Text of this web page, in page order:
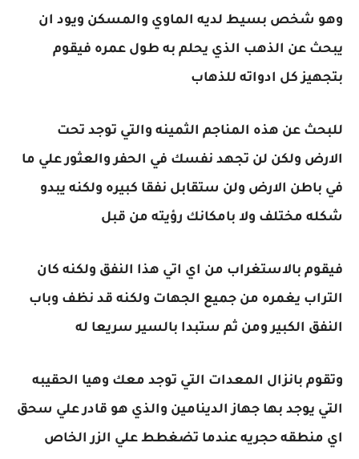
وهو شخص بسيط لديه الماوي والمسكن ويود ان
يبحث عن الذهب الذي يحلم به طول عمره فيقوم
بتجهيز كل ادواته للذهاب
للبحث عن هذه المناجم الثمينه والتي توجد تحت
الارض ولكن لن تجهد نفسك في الحفر والعثور علي ما
في باطن الارض ولن ستقابل نفقا كبيره ولكنه يبدو
شكله مختلف ولا بامكانك رؤيته من قبل
فيقوم بالاستغراب من اي اتي هذا النفق ولكنه كان
التراب يغمره من جميع الجهات ولكنه قد نظف وباب
النفق الكبير ومن ثم ستبدا بالسير سريعا له
وتقوم بانزال المعدات التي توجد معك وهيا الحقيبه
التي يوجد بها جهاز الدينامين والذي هو قادر علي سحق
اي منطقه حجريه عندما تضغطط علي الزر الخاص